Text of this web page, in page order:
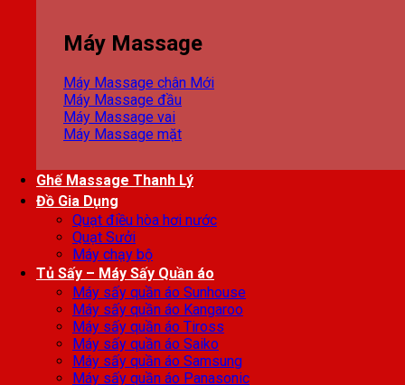
Máy Massage
Máy Massage chân
Máy Massage đầu
Máy Massage vai
Máy Massage mặt
Ghế Massage Thanh Lý
Đồ Gia Dụng
Quạt điều hòa hơi nước
Quạt Sưởi
Máy chạy bộ
Tủ Sấy – Máy Sấy Quần áo
Máy sấy quần áo Sunhouse
Máy sấy quần áo Kangaroo
Máy sấy quần áo Tiross
Máy sấy quần áo Saiko
Máy sấy quần áo Samsung
Máy sấy quần áo Panasonic